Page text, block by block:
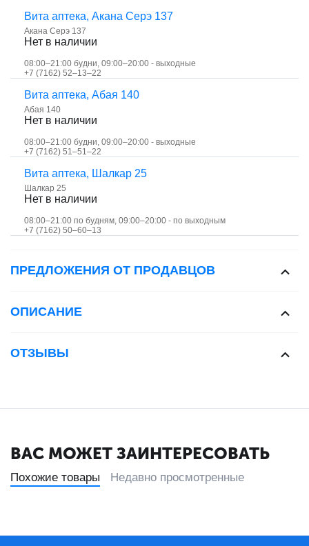
Вита аптека, Акана Серэ 137
Акана Серэ 137
Нет в наличии
08:00–21:00 будни, 09:00–20:00 - выходные
+7 (7162) 52‒13‒22
Вита аптека, Абая 140
Абая 140
Нет в наличии
08:00–21:00 будни, 09:00–20:00 - выходные
+7 (7162) 51‒51‒22
Вита аптека, Шалкар 25
Шалкар 25
Нет в наличии
08:00–21:00 по будням, 09:00–20:00 - по выходным
+7 (7162) 50‒60‒13
ПРЕДЛОЖЕНИЯ ОТ ПРОДАВЦОВ
ОПИСАНИЕ
ОТЗЫВЫ
ВАС МОЖЕТ ЗАИНТЕРЕСОВАТЬ
Похожие товары Недавно просмотренные